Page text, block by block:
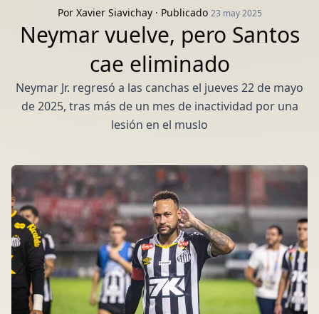
Por Xavier Siavichay· Publicado 23 may 2025
Neymar vuelve, pero Santos
cae eliminado
Neymar Jr. regresó a las canchas el jueves 22 de mayo
de 2025, tras más de un mes de inactividad por una
lesión en el muslo